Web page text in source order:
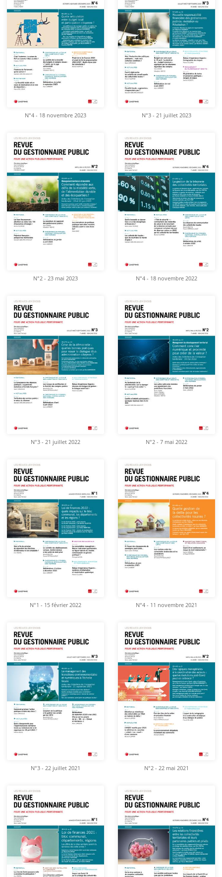
N°4 - 18 novembre 2023 N°3 - 21 juillet 2023
N°2 - 23 mai 2023 N°4 - 18 novembre 2022
N°3 - 21 juillet 2022 N°2 - 7 mai 2022
N°1 - 15 février 2022 N°4 - 11 novembre 2021
N°3 - 22 juillet 2021 N°2 - 22 mai 2021